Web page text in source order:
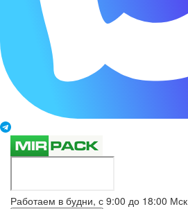
Работаем в будни, с 9:00 до 18:00 Мск